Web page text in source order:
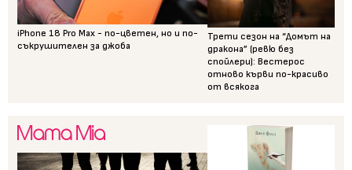
iPhone 18 Pro Max - по-цветен, но и по-
съкрушителен за джоба
Трети сезон на “Домът на
дракона” (ревю без
спойлери): Вестерос
отново кърви по-красиво
от всякога